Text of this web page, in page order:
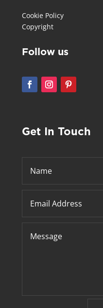
Cookie Policy
Copyright
Follow us
Get In Touch